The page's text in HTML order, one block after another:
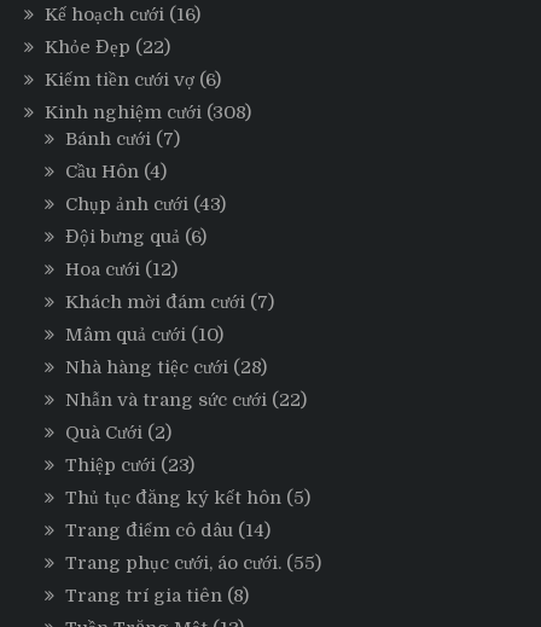
Kế hoạch cưới (16)
Khỏe Đẹp (22)
Kiếm tiền cưới vợ (6)
Kinh nghiệm cưới (308)
Bánh cưới (7)
Cầu Hôn (4)
Chụp ảnh cưới (43)
Đội bưng quả (6)
Hoa cưới (12)
Khách mời đám cưới (7)
Mâm quả cưới (10)
Nhà hàng tiệc cưới (28)
Nhẫn và trang sức cưới (22)
Quà Cưới (2)
Thiệp cưới (23)
Thủ tục đăng ký kết hôn (5)
Trang điểm cô dâu (14)
Trang phục cưới, áo cưới. (55)
Trang trí gia tiên (8)